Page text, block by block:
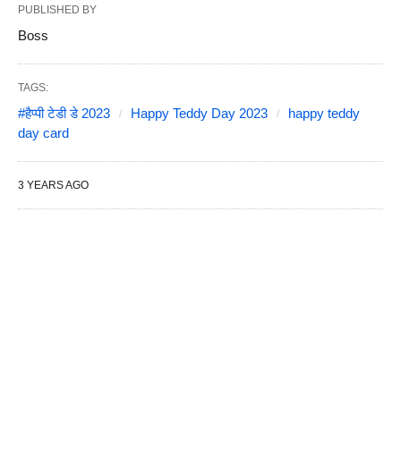
PUBLISHED BY
Boss
TAGS:
#हैप्पी टेडी डे 2023 Happy Teddy Day 2023
happy teddy
day card
3 YEARS AGO